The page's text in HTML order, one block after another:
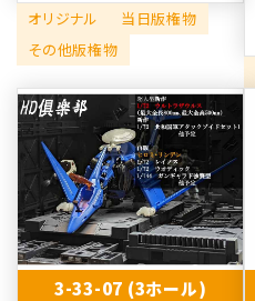
オリジナル
当日版権物
その他版権物
3-33-07 (3ホール)